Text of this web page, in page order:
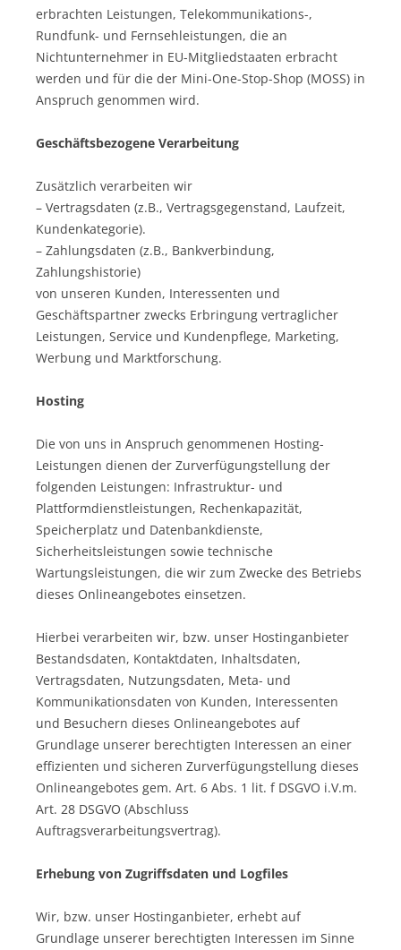
erbrachten Leistungen, Telekommunikations-,
Rundfunk- und Fernsehleistungen, die an
Nichtunternehmer in EU-Mitgliedstaaten erbracht
werden und für die der Mini-One-Stop-Shop (MOSS) in
Anspruch genommen wird.
Geschäftsbezogene Verarbeitung
Zusätzlich verarbeiten wir
– Vertragsdaten (z.B., Vertragsgegenstand, Laufzeit,
Kundenkategorie).
– Zahlungsdaten (z.B., Bankverbindung,
Zahlungshistorie)
von unseren Kunden, Interessenten und
Geschäftspartner zwecks Erbringung vertraglicher
Leistungen, Service und Kundenpflege, Marketing,
Werbung und Marktforschung.
Hosting
Die von uns in Anspruch genommenen Hosting-
Leistungen dienen der Zurverfügungstellung der
folgenden Leistungen: Infrastruktur- und
Plattformdienstleistungen, Rechenkapazität,
Speicherplatz und Datenbankdienste,
Sicherheitsleistungen sowie technische
Wartungsleistungen, die wir zum Zwecke des Betriebs
dieses Onlineangebotes einsetzen.
Hierbei verarbeiten wir, bzw. unser Hostinganbieter
Bestandsdaten, Kontaktdaten, Inhaltsdaten,
Vertragsdaten, Nutzungsdaten, Meta- und
Kommunikationsdaten von Kunden, Interessenten
und Besuchern dieses Onlineangebotes auf
Grundlage unserer berechtigten Interessen an einer
effizienten und sicheren Zurverfügungstellung dieses
Onlineangebotes gem. Art. 6 Abs. 1 lit. f DSGVO i.V.m.
Art. 28 DSGVO (Abschluss
Auftragsverarbeitungsvertrag).
Erhebung von Zugriffsdaten und Logfiles
Wir, bzw. unser Hostinganbieter, erhebt auf
Grundlage unserer berechtigten Interessen im Sinne